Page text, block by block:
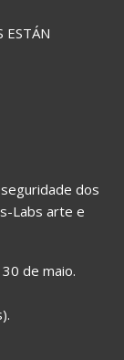
ESTÁN
dos
Labs arte e
de maio.